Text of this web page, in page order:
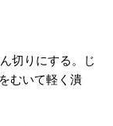
切りにする。じ
むいて軽く潰